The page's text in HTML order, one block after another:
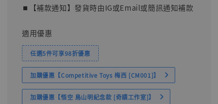
⏹︎【補款通知】發貨時由IG或Email或簡訊通知補款
適用優惠
任選5件可享98折優惠
加購優惠【Competitive Toys 梅西 [CM001]】
加購優惠【悟空 鳥山明紀念款 [奇蹟工作室]】